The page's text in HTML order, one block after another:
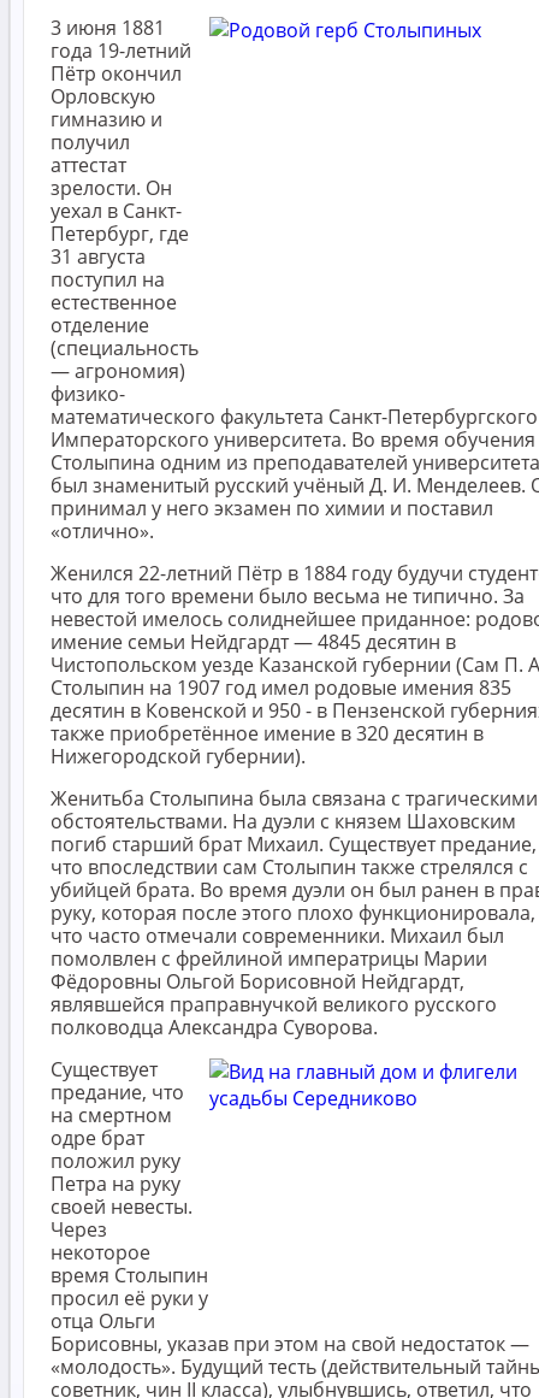
3 июня 1881
года 19-летний
Пётр окончил
Орловскую
гимназию и
получил
аттестат
зрелости. Он
уехал в Санкт-
Петербург, где
31 августа
поступил на
естественное
отделение
(специальность
— агрономия)
физико-
математического факультета Санкт-Петербургского
Императорского университета. Во время обучения
Столыпина одним из преподавателей университета
был знаменитый русский учёный Д. И. Менделеев.
принимал у него экзамен по химии и поставил
«отлично».
Женился 22-летний Пётр в 1884 году будучи
что для того времени было весьма не типично. За
невестой имелось солиднейшее приданное:
имение семьи Нейдгардт — 4845 десятин в
Чистопольском уезде Казанской губернии (Сам П.
Столыпин на 1907 год имел родовые имения 835
десятин в Ковенской и 950 - в Пензенской
также приобретённое имение в 320 десятин в
Нижегородской губернии).
Женитьба Столыпина была связана с трагическими
обстоятельствами. На дуэли с князем Шаховским
погиб старший брат Михаил. Существует предание,
что впоследствии сам Столыпин также стрелялся с
убийцей брата. Во время дуэли он был ранен в
руку, которая после этого плохо функционировала,
что часто отмечали современники. Михаил был
помолвлен с фрейлиной императрицы Марии
Фёдоровны Ольгой Борисовной Нейдгардт,
являвшейся праправнучкой великого русского
полководца Александра Суворова.
Существует
предание, что
на смертном
одре брат
положил руку
Петра на руку
своей невесты.
Через
некоторое
время Столыпин
просил её руки у
отца Ольги
Борисовны, указав при этом на свой недостаток —
«молодость». Будущий тесть (действительный
советник, чин II класса), улыбнувшись, ответил, что